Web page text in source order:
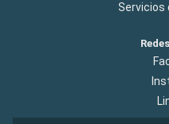
Servicios